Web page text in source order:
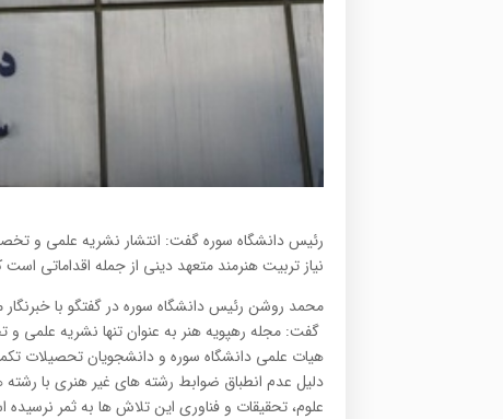
رئیس دانشگاه سوره گفت: انتشار نشریه علمی و
نیاز تربیت هنرمند متعهد دینی از جمله اقداماتی است که برای سال
گفت: مجله رهپویه هنر به عنوان تنها نشریه علمی
هیات علمی دانشگاه سوره و دانشجویان تحصیلات
دلیل عدم انطباق ضوابط رشته های غیر هنری با